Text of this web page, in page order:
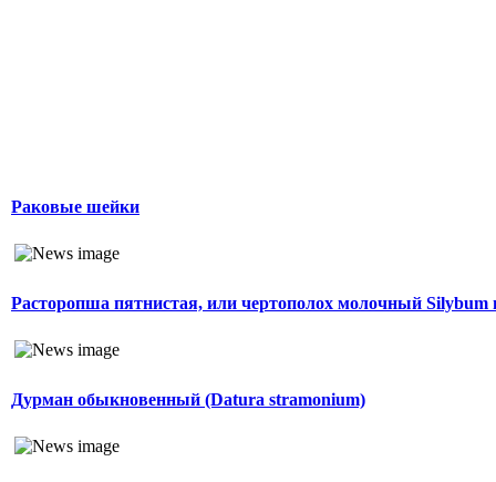
Раковые шейки
Расторопша пятнистая, или чертополох молочный Silybum
Дурман обыкновенный (Datura stramonium)